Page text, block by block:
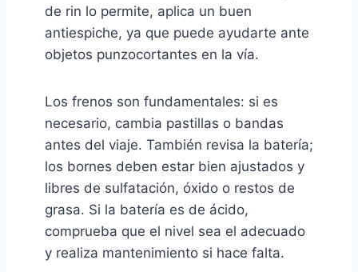
de rin lo permite, aplica un buen
antiespiche, ya que puede ayudarte ante
objetos punzocortantes en la vía.
Los frenos son fundamentales: si es
necesario, cambia pastillas o bandas
antes del viaje. También revisa la batería;
los bornes deben estar bien ajustados y
libres de sulfatación, óxido o restos de
grasa. Si la batería es de ácido,
comprueba que el nivel sea el adecuado
y realiza mantenimiento si hace falta.